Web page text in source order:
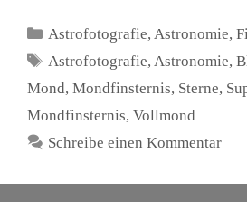
Kategorien
Astrofotografie, Astronomie,
Schlagwörter
Astrofotografie, Astronomie,
Mond, Mondfinsternis, Sterne,
Mondfinsternis, Vollmond
Schreibe einen Kommentar